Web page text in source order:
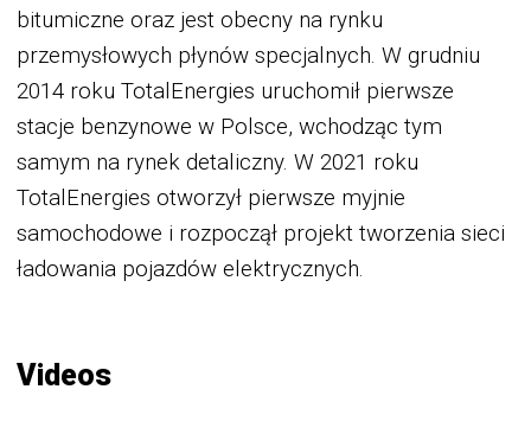
bitumiczne oraz jest obecny na rynku
przemysłowych płynów specjalnych. W grudniu
2014 roku TotalEnergies uruchomił pierwsze
stacje benzynowe w Polsce, wchodząc tym
samym na rynek detaliczny. W 2021 roku
TotalEnergies otworzył pierwsze myjnie
samochodowe i rozpoczął projekt tworzenia sieci
ładowania pojazdów elektrycznych.
Videos